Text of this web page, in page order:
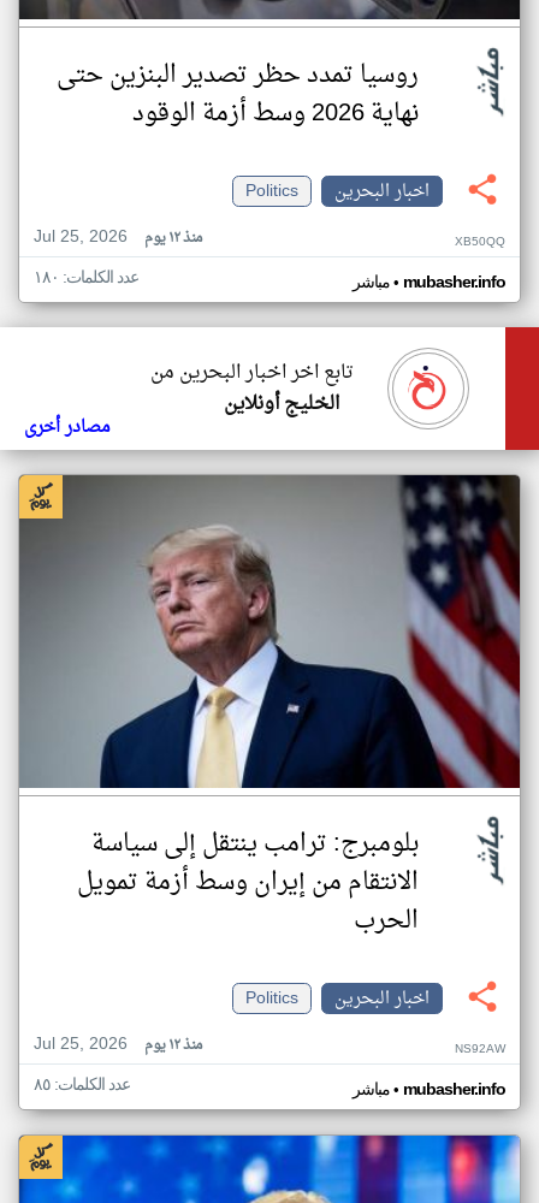
روسيا تمدد حظر تصدير البنزين حتى
نهاية 2026 وسط أزمة الوقود
اخبار البحرين
Politics
Jul 25, 2026
منذ ١٢ يوم XB50QQ
مباشر• mubasher.info عدد الكلمات: ١٨٠
تابع اخر اخبار البحرين من
الخليج أونلاين
مصادر أخرى
بلومبرج: ترامب ينتقل إلى سياسة
الانتقام من إيران وسط أزمة تمويل
الحرب
اخبار البحرين
Politics
Jul 25, 2026
منذ ١٢ يوم NS92AW
مباشر• mubasher.info عدد الكلمات: ٨٥